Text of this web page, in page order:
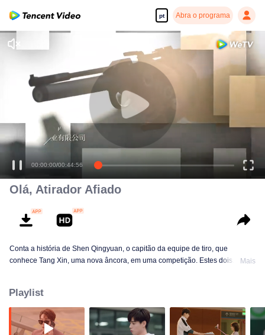
pt Abra o programa
00:00:00/00:44:56
Olá, Atirador Afiado
Conta a história de Shen Qingyuan, o capitão da equipe de tiro, que
conhece Tang Xin, uma nova âncora, em uma competição. Estes dois
Mais
Playlist